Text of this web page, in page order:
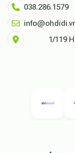
038.286.1579
1/119